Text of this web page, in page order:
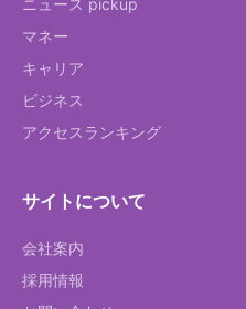
マネー
キャリア
ビジネス
アクセスランキング
サイトについて
会社案内
採用情報